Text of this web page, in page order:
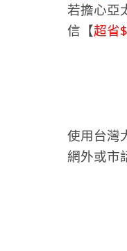
若擔心亞
信【超省
使用台灣
網外或市